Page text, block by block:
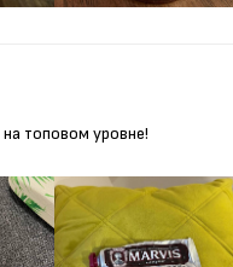
топовом уровне!